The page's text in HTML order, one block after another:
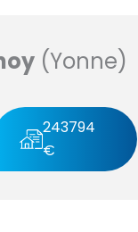
(Yonne)
243794
€